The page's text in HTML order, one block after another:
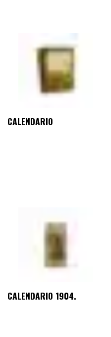
CALENDARIO
CALENDARIO 1904.